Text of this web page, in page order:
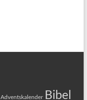
Adventskalender Bibel